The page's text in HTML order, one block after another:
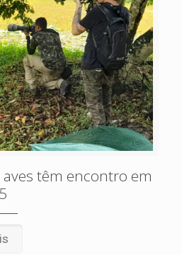
têm encontro em